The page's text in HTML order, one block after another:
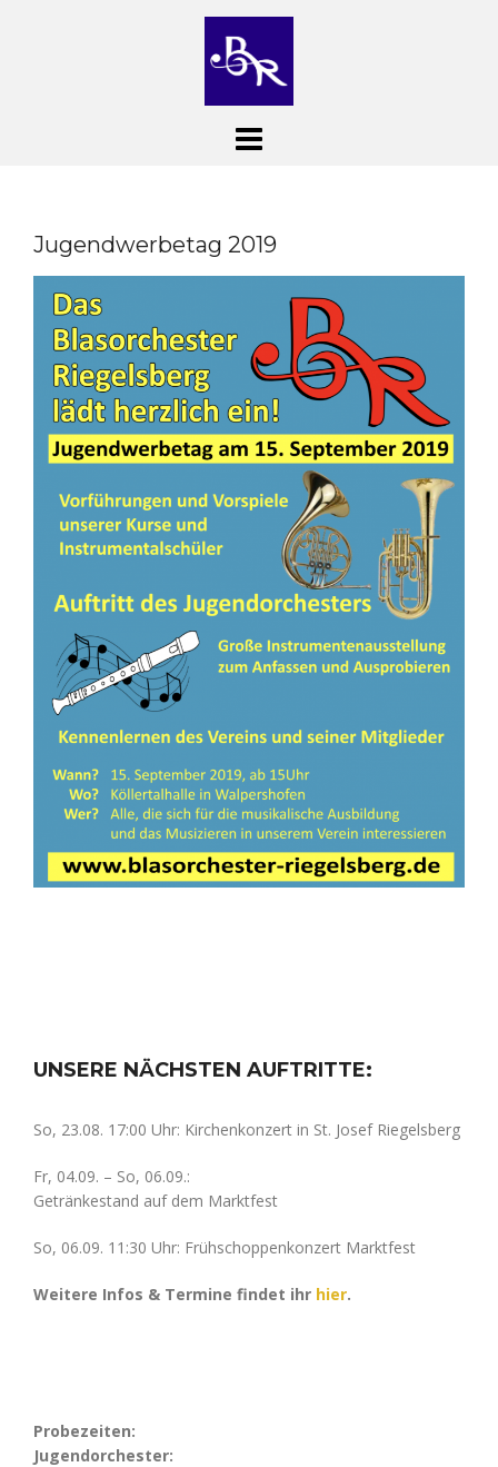
Jugendwerbetag 2019
UNSERE NÄCHSTEN AUFTRITTE:
So, 23.08. 17:00 Uhr: Kirchenkonzert in St. Josef Riegelsberg
Fr, 04.09. – So, 06.09.:
Getränkestand auf dem Marktfest
So, 06.09. 11:30 Uhr: Frühschoppenkonzert Marktfest
Weitere Infos & Termine findet ihr hier.
Probezeiten:
Jugendorchester: